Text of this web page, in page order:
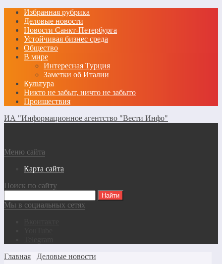
Избранная рубрика
Деловые новости
Новости Санкт-Петербурга
Устойчивая бизнес среда
Общество
В мире
Интересная Турция
Заметки об Италии
Культура
Никто не забыт, ничто не забыто
Проишествия
ИА "Информационное агентство "Вести Инфо"
Меню сайта
Карта сайта
Поиск по сайту
Мы в социальных сетях
Главная
Деловые новости